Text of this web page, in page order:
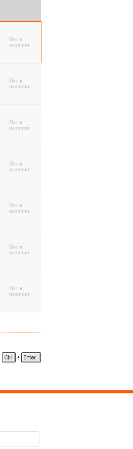
Нет в
наличии
Нет в
наличии
Нет в
наличии
Нет в
наличии
Нет в
наличии
Нет в
наличии
Нет в
наличии